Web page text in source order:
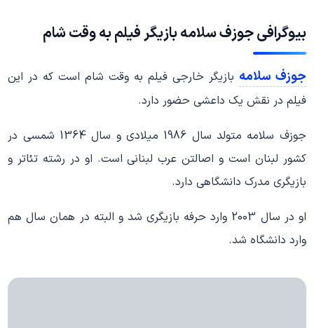
بیوگرافیجوزف سلامهبازیگر فیلم به وقت شام
جوزف سلامه بازیگر خارجی فیلم به وقت شام است که در این
فیلم در نقش یک داعشی حضور دارد.
جوزف سلامه متولد سال 1986 میلادی و سال 1364 شمسی در
کشور لبنان است و اصالتن عرب لبنانی است. او در رشته تئاتر و
بازیگری مدرک دانشگاهی دارد.
او در سال 2003 وارد حرفه بازیگری شد و البته در همان سال هم
وارد دانشگاه شد.